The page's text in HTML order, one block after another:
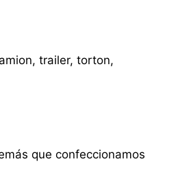
trailer, torton,
que confeccionamos